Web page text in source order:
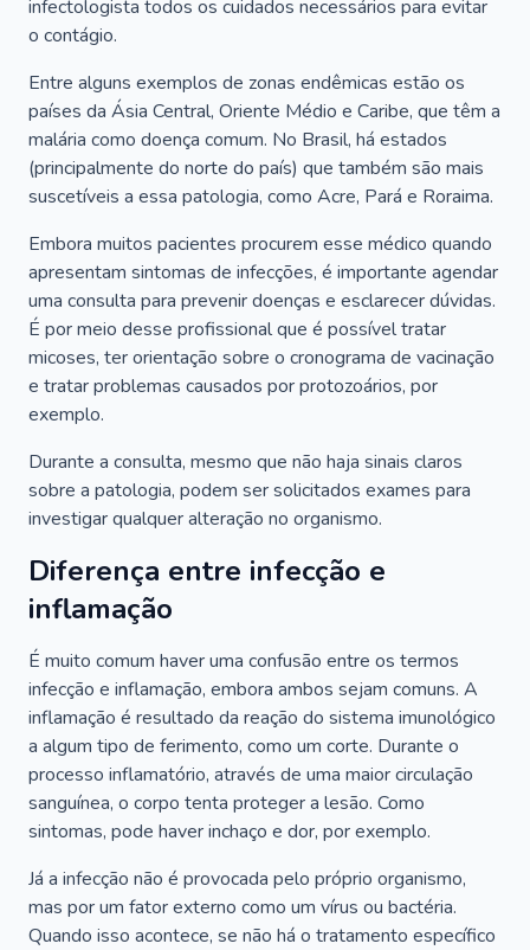
infectologista todos os cuidados necessários para evitar
o contágio.
Entre alguns exemplos de zonas endêmicas estão os
países da Ásia Central, Oriente Médio e Caribe, que têm a
malária como doença comum. No Brasil, há estados
(principalmente do norte do país) que também são mais
suscetíveis a essa patologia, como Acre, Pará e Roraima.
Embora muitos pacientes procurem esse médico quando
apresentam sintomas de infecções, é importante agendar
uma consulta para prevenir doenças e esclarecer dúvidas.
É por meio desse profissional que é possível tratar
micoses, ter orientação sobre o cronograma de vacinação
e tratar problemas causados por protozoários, por
exemplo.
Durante a consulta, mesmo que não haja sinais claros
sobre a patologia, podem ser solicitados exames para
investigar qualquer alteração no organismo.
Diferença entre infecção e
inflamação
É muito comum haver uma confusão entre os termos
infecção e inflamação, embora ambos sejam comuns. A
inflamação é resultado da reação do sistema imunológico
a algum tipo de ferimento, como um corte. Durante o
processo inflamatório, através de uma maior circulação
sanguínea, o corpo tenta proteger a lesão. Como
sintomas, pode haver inchaço e dor, por exemplo.
Já a infecção não é provocada pelo próprio organismo,
mas por um fator externo como um vírus ou bactéria.
Quando isso acontece, se não há o tratamento específico